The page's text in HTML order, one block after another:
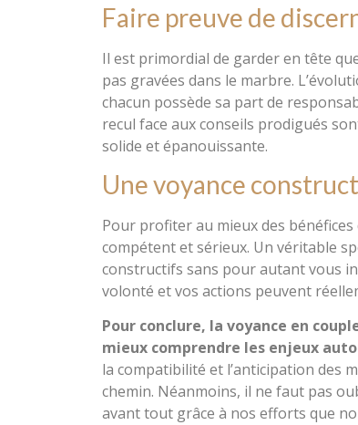
Faire preuve de
Il est primordial de garder en tête
pas gravées dans le marbre.
chacun possède sa part de
recul face aux conseils prodigués
solide et épanouissante.
Une voyance
Pour profiter au mieux des
compétent et sérieux. Un véritable
constructifs sans pour autant vous
volonté et vos actions peuvent
Pour conclure, la voyance en
mieux comprendre les enjeux
la compatibilité et l’anticipation des
chemin. Néanmoins, il ne faut pas
avant tout grâce à nos efforts que